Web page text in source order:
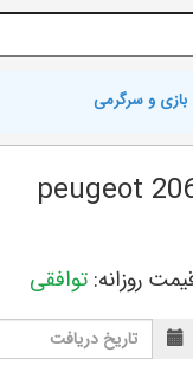
بازی و سرگرمی
peugeot
روزانه: توافقی